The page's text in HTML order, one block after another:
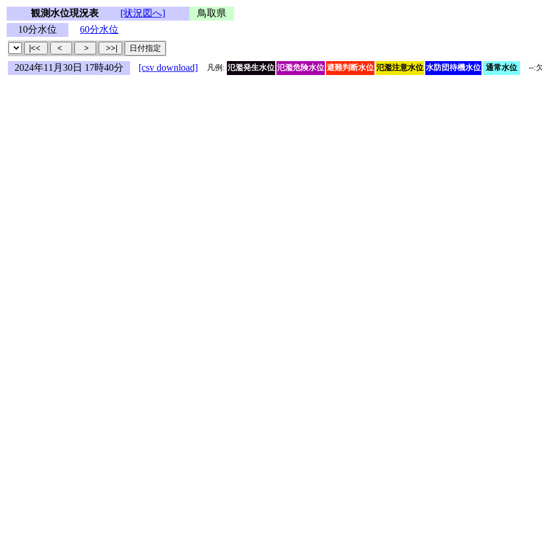
観測水位現況表 [状況図へ]
鳥取県
10分水位
60分水位
2024年11月30日 17時40分 [csv download] 凡例: 氾濫発生水位 氾濫危険水位 避難判断水位 氾濫注意水位 水防団待機水位 通常水位 --: